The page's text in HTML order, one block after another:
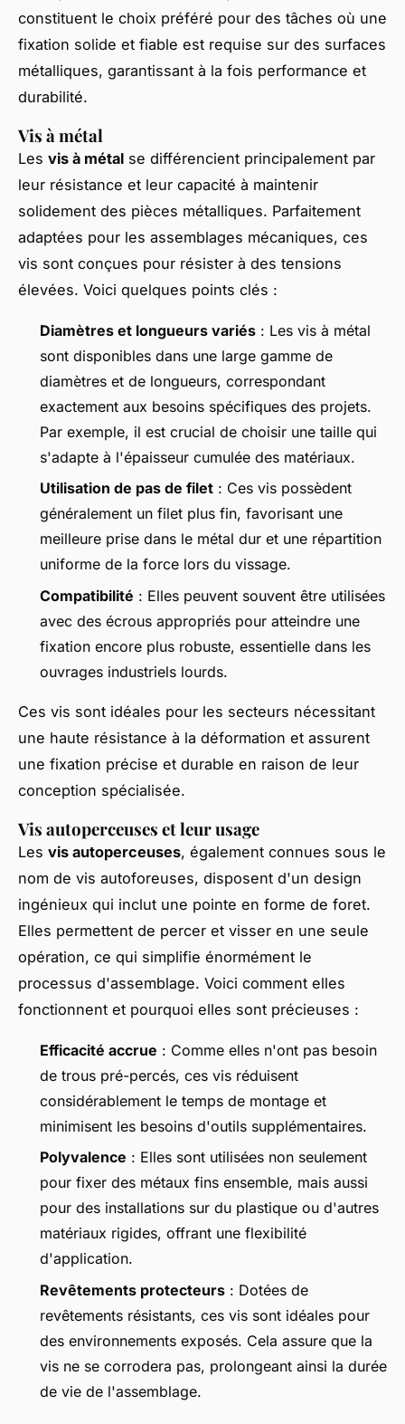
constituent le choix préféré pour des tâches où une
fixation solide et fiable est requise sur des surfaces
métalliques, garantissant à la fois performance et
durabilité.
Vis à métal
Les vis à métal se différencient principalement par
leur résistance et leur capacité à maintenir
solidement des pièces métalliques. Parfaitement
adaptées pour les assemblages mécaniques, ces
vis sont conçues pour résister à des tensions
élevées. Voici quelques points clés :
Diamètres et longueurs variés : Les vis à métal
sont disponibles dans une large gamme de
diamètres et de longueurs, correspondant
exactement aux besoins spécifiques des projets.
Par exemple, il est crucial de choisir une taille qui
s'adapte à l'épaisseur cumulée des matériaux.
Utilisation de pas de filet : Ces vis possèdent
généralement un filet plus fin, favorisant une
meilleure prise dans le métal dur et une répartition
uniforme de la force lors du vissage.
Compatibilité : Elles peuvent souvent être utilisées
avec des écrous appropriés pour atteindre une
fixation encore plus robuste, essentielle dans les
ouvrages industriels lourds.
Ces vis sont idéales pour les secteurs nécessitant
une haute résistance à la déformation et assurent
une fixation précise et durable en raison de leur
conception spécialisée.
Vis autoperceuses et leur usage
Les vis autoperceuses, également connues sous le
nom de vis autoforeuses, disposent d'un design
ingénieux qui inclut une pointe en forme de foret.
Elles permettent de percer et visser en une seule
opération, ce qui simplifie énormément le
processus d'assemblage. Voici comment elles
fonctionnent et pourquoi elles sont précieuses :
Efficacité accrue : Comme elles n'ont pas besoin
de trous pré-percés, ces vis réduisent
considérablement le temps de montage et
minimisent les besoins d'outils supplémentaires.
Polyvalence : Elles sont utilisées non seulement
pour fixer des métaux fins ensemble, mais aussi
pour des installations sur du plastique ou d'autres
matériaux rigides, offrant une flexibilité
d'application.
Revêtements protecteurs : Dotées de
revêtements résistants, ces vis sont idéales pour
des environnements exposés. Cela assure que la
vis ne se corrodera pas, prolongeant ainsi la durée
de vie de l'assemblage.